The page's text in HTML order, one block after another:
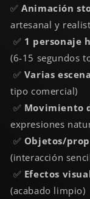
✅Animación
artesanal y
✅ 1 personaje
(6-15 segundos
✅ Varias
tipo comercial)
✅ Movimiento
expresiones
✅ Objetos/
(interacción
✅ Efectos
(acabado limpio)